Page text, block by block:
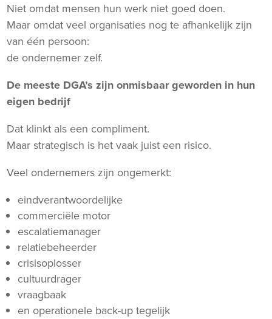
Niet omdat mensen hun werk niet goed doen.
Maar omdat veel organisaties nog te afhankelijk zijn
van één persoon:
de ondernemer zelf.
De meeste DGA’s zijn onmisbaar geworden in hun
eigen bedrijf
Dat klinkt als een compliment.
Maar strategisch is het vaak juist een risico.
Veel ondernemers zijn ongemerkt:
eindverantwoordelijke
commerciële motor
escalatiemanager
relatiebeheerder
crisisoplosser
cultuurdrager
vraagbaak
en operationele back-up tegelijk